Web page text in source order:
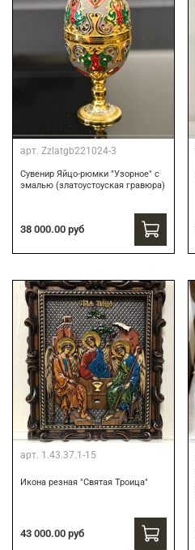
арт. Zzlatgb221024-3
Сувенир Яйцо-рюмки "Узорное" с
эмалью (златоустоуская гравюра)
38 000.00 руб
арт. 1.43.37.1-15
Икона резная "Святая Троица"
43 000.00 руб